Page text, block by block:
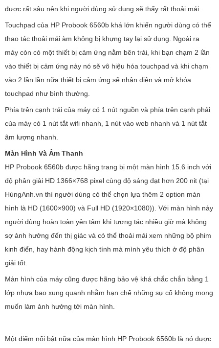
được rất sâu nên khi người dùng sử dụng sẽ thấy rất thoải mái.
Touchpad của HP Probook 6560b khá lớn khiến người dùng có thể
thao tác thoải mái àm không bị khựng tay lại sử dụng. Ngoài ra
máy còn có một thiết bị cảm ứng nằm bên trái, khi bạn chạm 2 lần
vào thiết bị cảm ứng này nó sẽ vô hiệu hóa touchpad và khi chạm
vào 2 lần lần nữa thiết bị cảm ứng sẽ nhận diện và mở khóa
touchpad như bình thường.
Phía trên cạnh trái của máy có 1 nút nguồn và phía trên cạnh phải
của máy có 1 nút tắt wifi nhanh, 1 nút vào web nhanh và 1 nút tắt
âm lượng nhanh.
Màn Hình Và Âm Thanh
HP Probook 6560b được hãng trang bị một màn hình 15.6 inch với
độ phân giải HD 1366×768 pixel cùng độ sáng đạt hơn 200 nit (tại
HùngAnh.vn thì người dùng có thể chọn lựa thêm 2 option màn
hình là HD (1600×900) và Full HD (1920×1080)). Với màn hình này
người dùng hoàn toàn yên tâm khi tương tác nhiều giờ mà không
sợ ảnh hưởng đến thị giác và có thể thoải mái xem những bộ phim
kinh điển, hay hành động kịch tính mà mình yêu thích ở độ phân
giải tốt.
Màn hình của máy cũng được hãng bảo vệ khá chắc chắn bằng 1
lớp nhựa bao xung quanh nhằm hạn chế những sự cố không mong
muốn làm ảnh hưởng tới màn hình.
Một điểm nổi bật nữa của màn hình HP Probook 6560b là nó được